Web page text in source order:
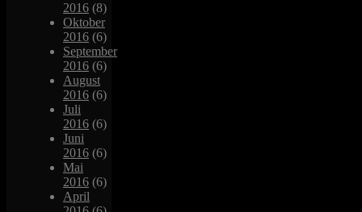
2016 (8)
Oktober
2016 (6)
September
2016 (6)
August
2016 (6)
Juli
2016 (6)
Juni
2016 (6)
Mai
2016 (6)
April